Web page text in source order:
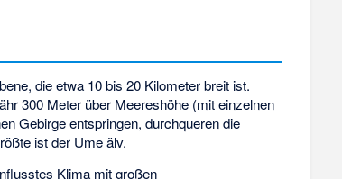
die etwa 10 bis 20 Kilometer breit ist.
300 Meter über Meereshöhe (mit einzelnen
Gebirge entspringen, durchqueren die
ist der Ume älv.
Klima mit großen